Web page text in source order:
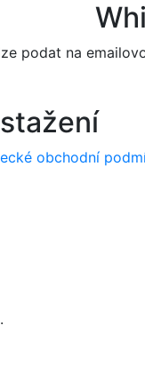
podat na
obchodní